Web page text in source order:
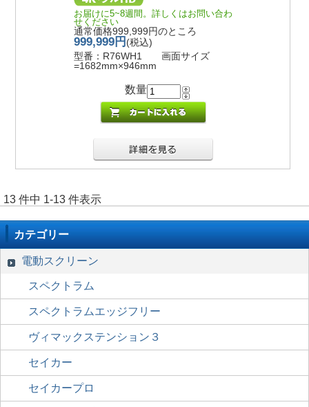
お届けに5~8週間。詳しくはお問い合わ
せください
通常価格999,999円のところ
999,999円 (税込)
型番：R76WH1 画面サイズ
=1682mm×946mm
数量
13 件中 1-13 件表示
カテゴリー
電動スクリーン
スペクトラム
スペクトラムエッジフリー
ヴィマックステンション３
セイカー
セイカープロ